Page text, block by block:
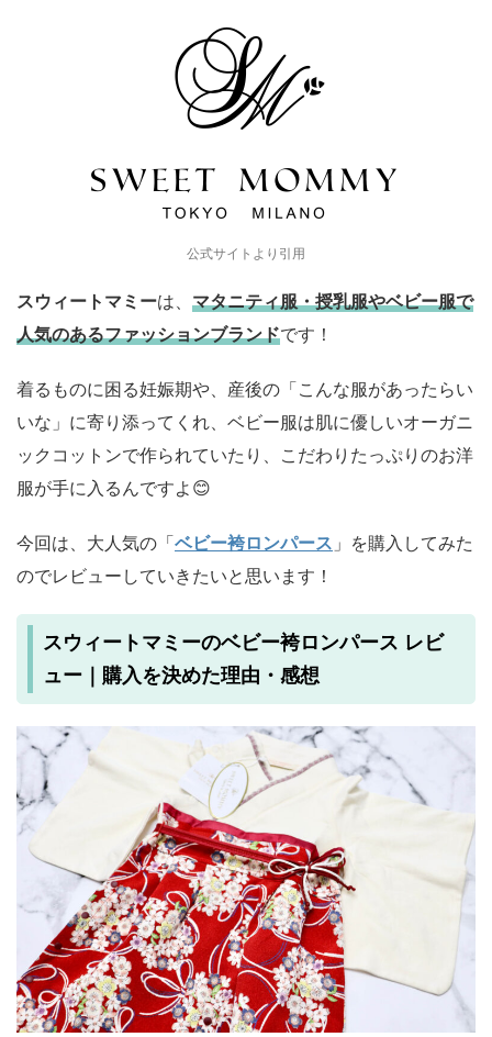
公式サイトより引用
スウィートマミーは、 マタニティ服・授乳服やベビー服で
人気のあるファッションブランドです！
着るものに困る妊娠期や、産後の「こんな服があったらい
いな」に寄り添ってくれ、ベビー服は肌に優しいオーガニ
ックコットンで作られていたり、こだわりたっぷりのお洋
服が手に入るんですよ😊
今回は、大人気の「ベビー袴ロンパース 」を購入してみた
のでレビューしていきたいと思います！
スウィートマミーのベビー袴ロンパース レビ
ュー｜購入を決めた理由・感想